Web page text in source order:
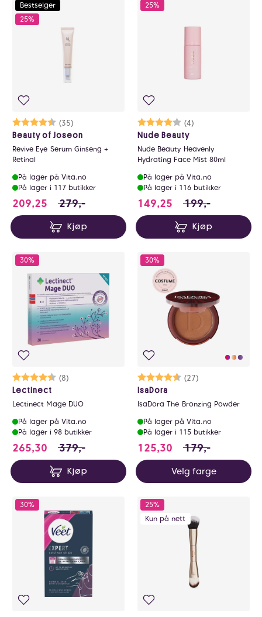
Bestselger
25%
Karakter:
(35)
4.8 av 5 mulige
Beauty of Joseon
Revive Eye Serum Ginseng +
Retinal
På lager på Vita.no
På lager i 117 butikker
209,25 209.25 i stedet for 279 NOK, du sparer 69.75
279,-
Kjøp
25%
Karakter:
(4)
4.0 av 5 mulige
Nude Beauty
Nude Beauty Heavenly
Hydrating Face Mist 80ml
På lager på Vita.no
På lager i 116 butikker
149,25 149.25 i stedet
199,-
Kjøp
30%
Karakter:
(8)
4.4 av 5 mulige
Lectinect
Lectinect Mage DUO
På lager på Vita.no
På lager i 98 butikker
265,30 265.3 i stedet for 379 NOK, du sparer
379,-
Kjøp
30%
Karakter:
(27)
4.6 av 5 mulige
IsaDora
IsaDora The Bronzing Powder
På lager på Vita.no
På lager i 115 butikker
125,30 125.3 i stedet for
179,-
Velg farge
30%
25%
Kun på nett